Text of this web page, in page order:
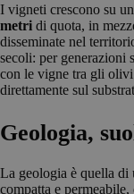
I vigneti crescono su un
metri di quota, in
disseminate nel
secoli: per generazioni
con le vigne tra gli
direttamente sul
Geologia,
La geologia è quella di
compatta e